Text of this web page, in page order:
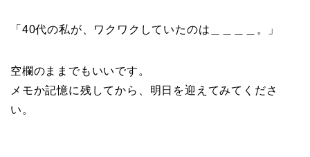
「40代の私が、ワクワクしていたのは＿＿＿＿。」
空欄のままでもいいです。
メモか記憶に残してから、明日を迎えてみてくださ
い。